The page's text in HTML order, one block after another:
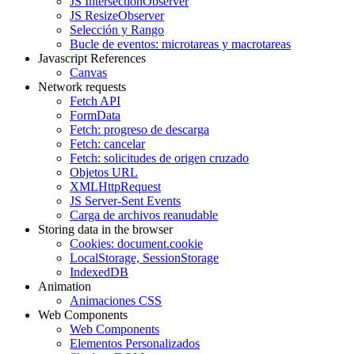
JS ResizeObserver
Selección y Rango
Bucle de eventos: microtareas y macrotareas
Javascript References
Canvas
Network requests
Fetch API
FormData
Fetch: progreso de descarga
Fetch: cancelar
Fetch: solicitudes de origen cruzado
Objetos URL
XMLHttpRequest
JS Server-Sent Events
Carga de archivos reanudable
Storing data in the browser
Cookies: document.cookie
LocalStorage, SessionStorage
IndexedDB
Animation
Animaciones CSS
Web Components
Web Components
Elementos Personalizados